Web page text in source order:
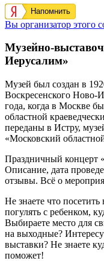
Напомнить
Вы организатор этого
Музейно-
Иерусалим»
Музей был создан в
Воскресенского Ново-
года, когда в Москве
областной
переданы в Истру,
«Московский
Праздничный концерт
Описание, дата
отзывы. Всё о
Не знаете что
погулять с ребенком,
Выбираете место для
на выходные?
выставки? Не знаете
поможет!